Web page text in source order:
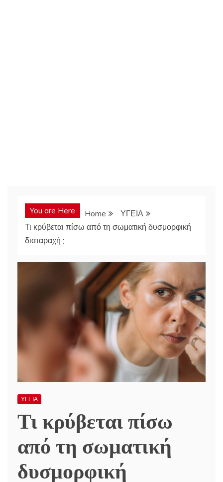
You are Here Home
ΥΓΕΙΑ
Τι κρύβεται πίσω από τη σωματική δυσμορφική
διαταραχή ;
ΥΓΕΙΑ
Τι κρύβεται πίσω
από τη σωματική
δυσμορφική